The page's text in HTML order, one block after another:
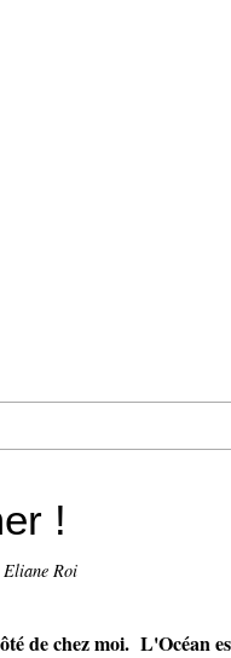
!
Roi
de chez moi. L'Océan